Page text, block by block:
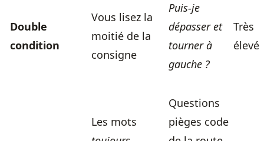
Double
condition
Vous lisez la
moitié de la
consigne
Puis-je
dépasser et
tourner à
gauche ?
Très
élevé
Les mots
Questions
pièges code